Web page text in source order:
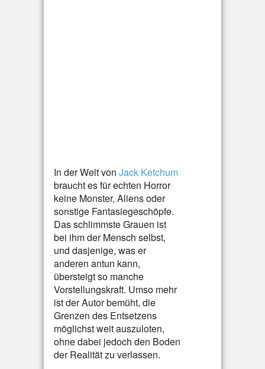
In der Welt von Jack Ketchum
braucht es für echten Horror
keine Monster, Aliens oder
sonstige Fantasiegeschöpfe.
Das schlimmste Grauen ist
bei ihm der Mensch selbst,
und dasjenige, was er
anderen antun kann,
übersteigt so manche
Vorstellungskraft. Umso mehr
ist der Autor bemüht, die
Grenzen des Entsetzens
möglichst weit auszuloten,
ohne dabei jedoch den Boden
der Realität zu verlassen.